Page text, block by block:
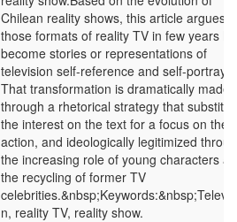
Chilean reality shows, this article argues
those formats of reality TV in few years
become stories or representations of
television self-reference and self-
That transformation is dramatically made
through a rhetorical strategy that
the interest on the text for a focus on the
action, and ideologically legitimized
the increasing role of young characters
the recycling of former TV
n, reality TV, reality show.